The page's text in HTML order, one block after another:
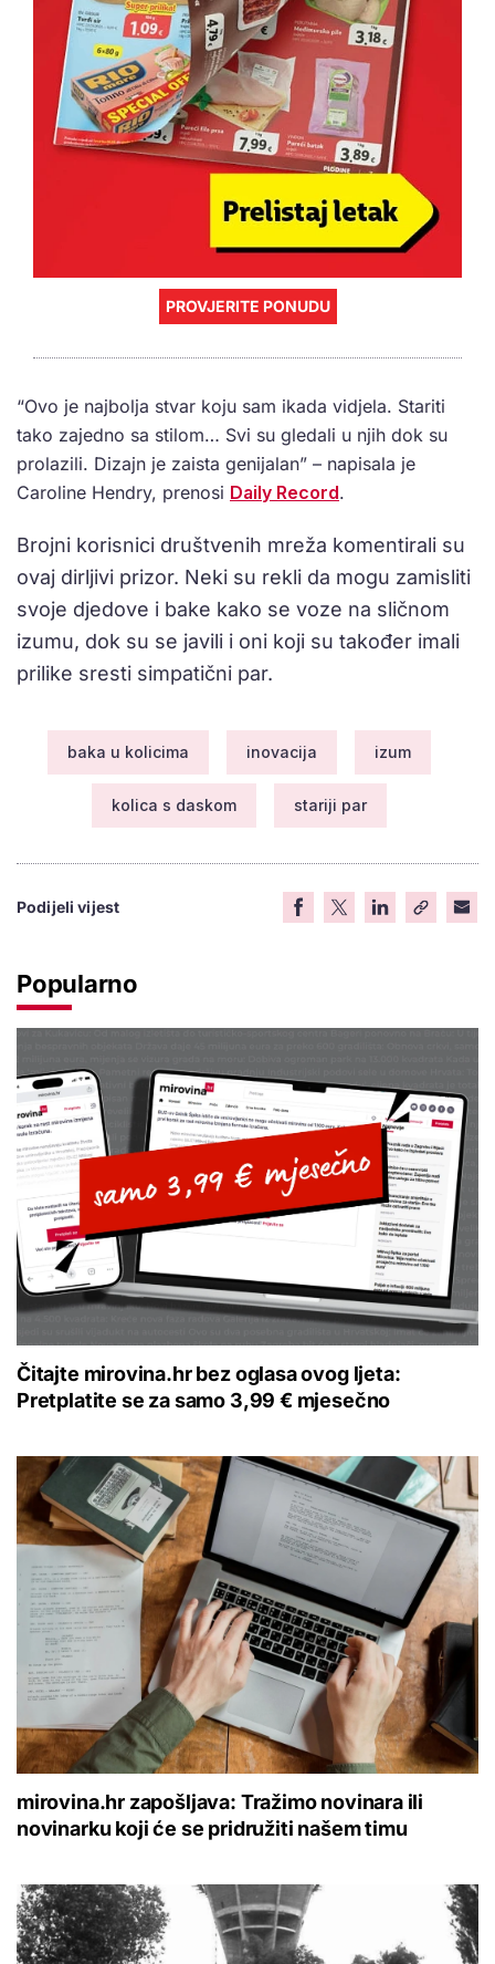
PROVJERITE PONUDU
“Ovo je najbolja stvar koju sam ikada vidjela. Stariti
tako zajedno sa stilom… Svi su gledali u njih dok su
prolazili. Dizajn je zaista genijalan” – napisala je
Caroline Hendry, prenosi Daily Record.
Brojni korisnici društvenih mreža komentirali su
ovaj dirljivi prizor. Neki su rekli da mogu zamisliti
svoje djedove i bake kako se voze na sličnom
izumu, dok su se javili i oni koji su također imali
prilike sresti simpatični par.
baka u kolicima inovacija izum
kolica s daskom stariji par
Podijeli vijest
Popularno
Čitajte mirovina.hr bez oglasa ovog ljeta:
Pretplatite se za samo 3,99 € mjesečno
mirovina.hr zapošljava: Tražimo novinara ili
novinarku koji će se pridružiti našem timu